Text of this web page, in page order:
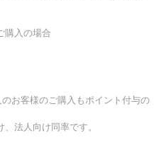
入の場合
お客様のご購入もポイント付与の
法人向け同率です。